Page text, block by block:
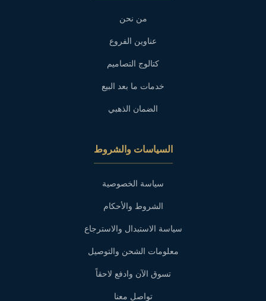
من نحن
عناوين الفروع
كتالوج التصاميم
خدمات ما بعد البيع
الضمان الذهبي
السياسات والشروط
سياسة الخصوصية
الشروط والأحكام
سياسة الاستبدال والاسترجاع
معلومات الشحن والتوصيل
تسوق الآن وادفع لاحقاً
تواصل معنا